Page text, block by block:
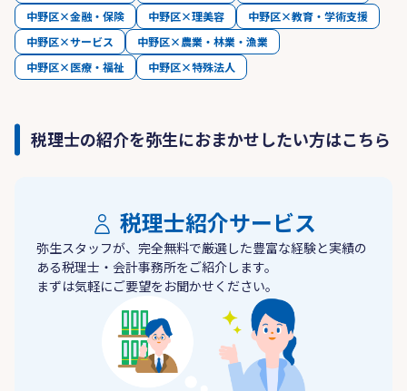
中野区×金融・保険
中野区×理美容
中野区×教育・学術支援
中野区×サービス
中野区×農業・林業・漁業
中野区×医療・福祉
中野区×特殊法人
税理士の紹介を弥生におまかせしたい方はこちら
税理士紹介サービス
弥生スタッフが、完全無料で厳選した豊富な経験と実績の
ある税理士・会計事務所をご紹介します。
まずは気軽にご要望をお聞かせください。